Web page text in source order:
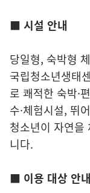
■ 시설 안내
당일형, 숙박형
국립청소년생태
로 쾌적한 숙박·
수·체험시설, 뛰
청소년이 자연을
니다.
■ 이용 대상 안내